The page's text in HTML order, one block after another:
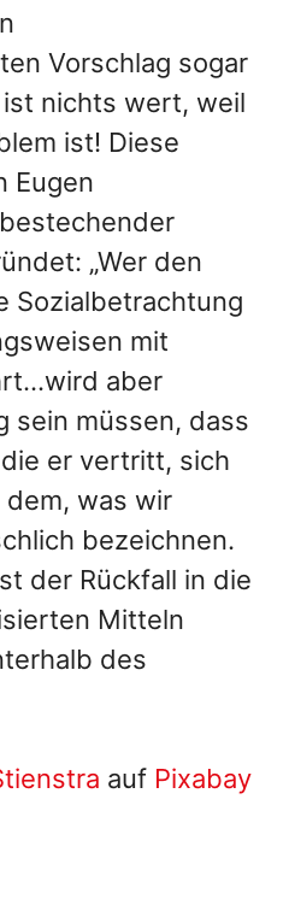
Vorschlag sogar
nichts wert, weil
ist! Diese
Eugen
„Wer den
Sozialbetrachtung
mit
aber
sein müssen, dass
er vertritt, sich
was wir
bezeichnen.
der Rückfall in die
Mitteln
des
auf Pixabay